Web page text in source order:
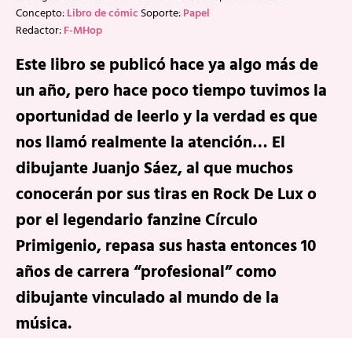
Concepto:Libro de cómic Soporte:Papel
Redactor:F-MHop
Este libro se publicó hace ya algo más de
un año, pero hace poco tiempo tuvimos la
oportunidad de leerlo y la verdad es que
nos llamó realmente la atención… El
dibujante Juanjo Sáez, al que muchos
conocerán por sus tiras en Rock De Lux o
por el legendario fanzine Círculo
Primigenio, repasa sus hasta entonces 10
años de carrera “profesional” como
dibujante vinculado al mundo de la
música.